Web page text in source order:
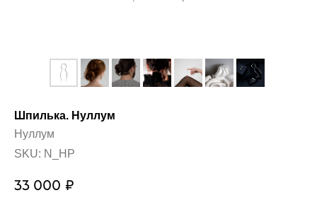
Шпилька. Нуллум
Нуллум
SKU: N_HP
33 000 ₽